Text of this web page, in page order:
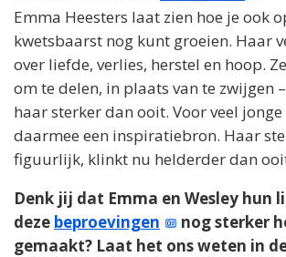
Emma Heesters laat zien hoe je ook
kwetsbaarst nog kunt groeien. Haar
over liefde, verlies, herstel en hoop.
om te delen, in plaats van te zwijgen
haar sterker dan ooit. Voor veel
daarmee een inspiratiebron. Haar
figuurlijk, klinkt nu helderder dan
Denk jij dat Emma en Wesley hun
deze beproevingen
nog sterker
gemaakt? Laat het ons weten in